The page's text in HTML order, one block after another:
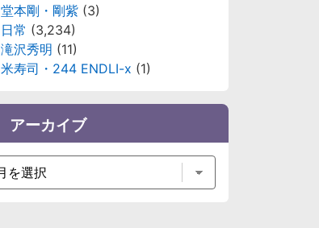
堂本剛・剛紫 (3)
日常 (3,234)
滝沢秀明 (11)
米寿司・244 ENDLI-x (1)
アーカイブ